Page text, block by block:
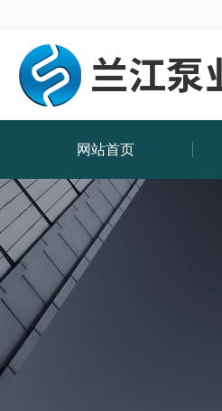
网站首页